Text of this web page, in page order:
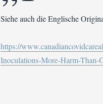
Siehe auch die Englische
https://
Inoculations-More-Harm-